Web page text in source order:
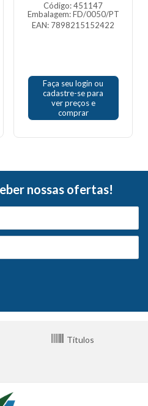
Código: 451147
Embalagem: FD/0050/PT
EAN: 7898215152422
Faça seu login ou
cadastre-se para
ver preços e
comprar
nossas ofertas!
Títulos